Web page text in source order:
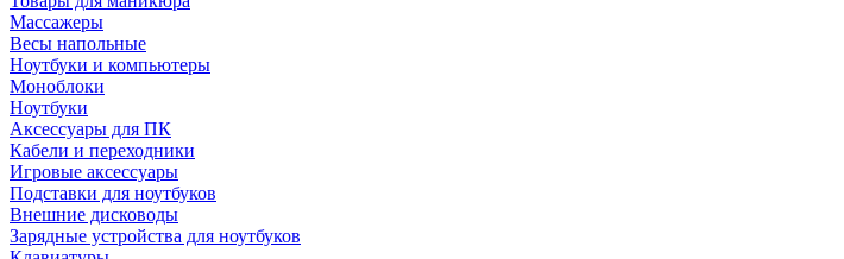
Массажеры
Весы напольные
Ноутбуки и компьютеры
Моноблоки
Ноутбуки
Аксессуары для ПК
Кабели и переходники
Игровые аксессуары
Подставки для ноутбуков
Внешние дисководы
Зарядные устройства для ноутбуков